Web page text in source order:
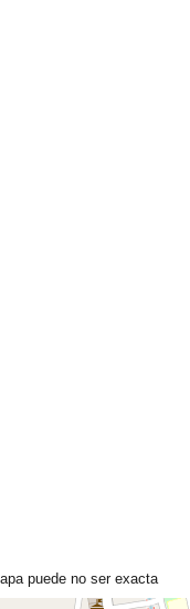
puede no ser exacta